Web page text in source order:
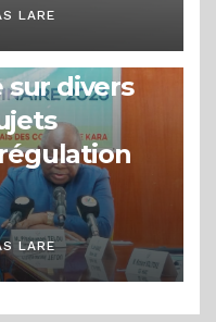
LARE
2026 :
sur divers
LARE